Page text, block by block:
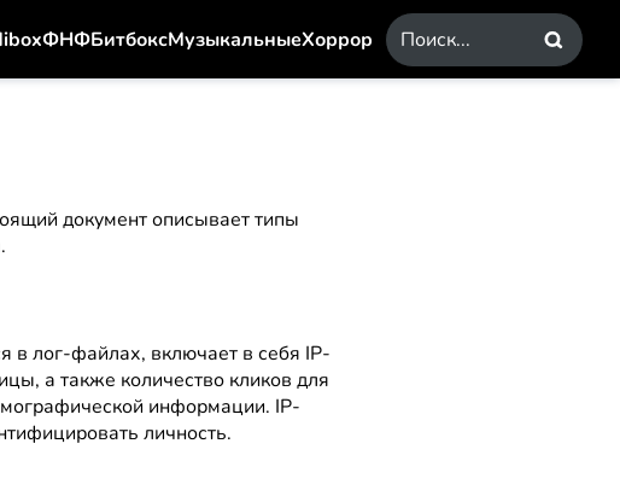
ФНФБитбоксМузыкальныеХоррор
документ описывает типы
в лог-файлах, включает в себя IP-
а также количество кликов для
информации. IP-
личность.